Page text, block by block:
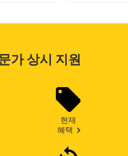
가 상시 지원
현재
혜택